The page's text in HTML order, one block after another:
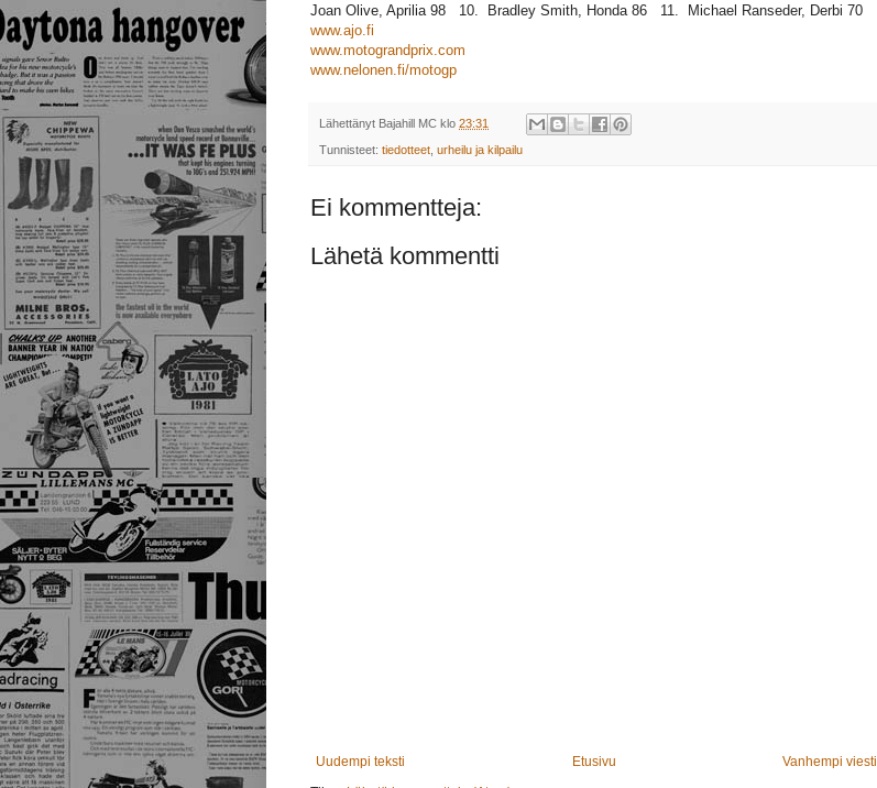
Joan Olive, Aprilia 98 10. Bradley Smith, Honda 86 11. Michael Ranseder, Derbi 70
www.ajo.fi
www.motograndprix.com
www.nelonen.fi/motogp
Lähettänyt Bajahill MC klo 23:31
Tunnisteet: tiedotteet urheilu ja kilpailu
Ei kommentteja:
Lähetä kommentti
Uudempi teksti Vanhempi viesti
Etusivu